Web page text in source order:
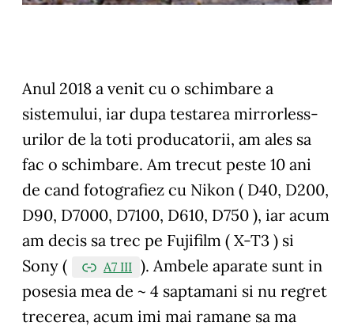
Anul 2018 a venit cu o schimbare a
sistemului, iar dupa testarea mirrorless-
urilor de la toti producatorii, am ales sa
fac o schimbare. Am trecut peste 10 ani
de cand fotografiez cu Nikon ( D40, D200,
D90, D7000, D7100, D610, D750 ), iar acum
am decis sa trec pe Fujifilm ( X-T3 ) si
Sony (
A7 III ). Ambele aparate sunt in
posesia mea de ~ 4 saptamani si nu regret
trecerea, acum imi mai ramane sa ma